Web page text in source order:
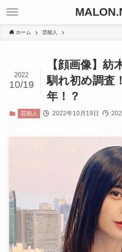
ホーム 芸能人
【顔画像】紡
馴れ初め調査
年！？
2022
10/19
芸能人 2022年10月19日